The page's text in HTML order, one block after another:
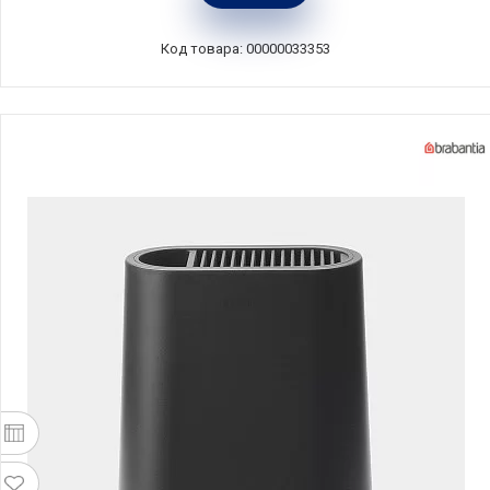
ComposeEat, PDN111018OA4
Код товара: 00000033353